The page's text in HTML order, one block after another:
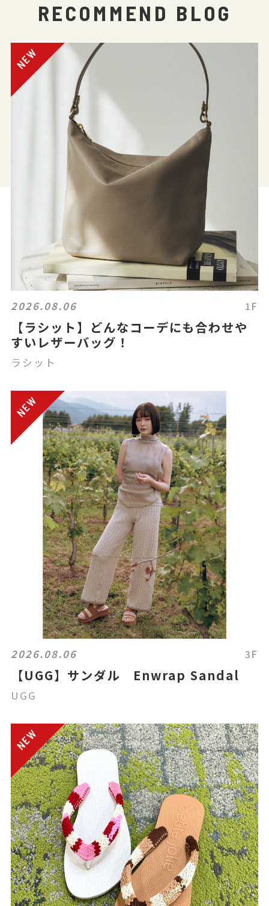
RECOMMEND BLOG
2026.08.06 1F
【ラシット】どんなコーデにも合わせや
すいレザーバッグ！
ラシット
2026.08.06 3F
【UGG】サンダル Enwrap Sandal
UGG